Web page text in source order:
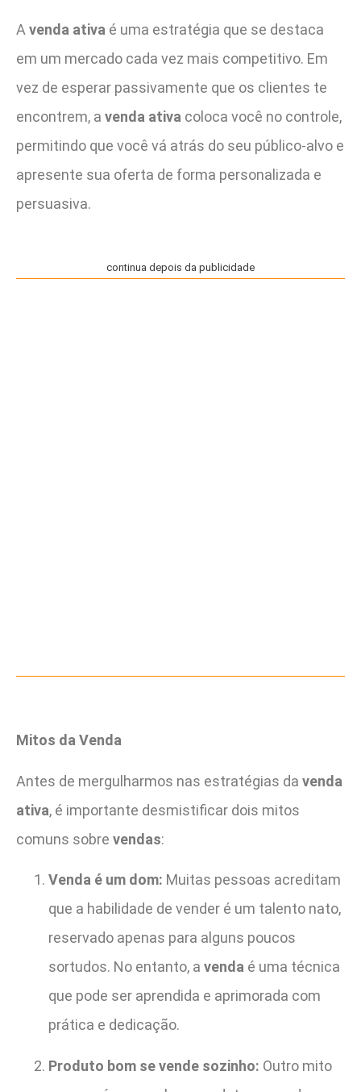
Avenda ativa é uma estratégia que se destaca
em um mercado cada vez mais competitivo. Em
vez de esperar passivamente que os clientes te
encontrem, a venda ativa coloca você no controle,
permitindo que você vá atrás do seu público-alvo e
apresente sua oferta de forma personalizada e
persuasiva.
continua depois da publicidade
Mitos da Venda
Antes de mergulharmos nas estratégias da venda
ativa, é importante desmistificar dois mitos
comuns sobre vendas:
Venda é um dom: Muitas pessoas acreditam
que a habilidade de vender é um talento nato,
reservado apenas para alguns poucos
sortudos. No entanto, a venda é uma técnica
que pode ser aprendida e aprimorada com
prática e dedicação.
Produto bom se vende sozinho: Outro mito